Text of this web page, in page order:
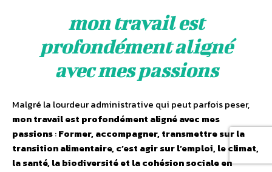
mon travail est
profondément aligné
avec mes passions
Malgré la lourdeur administrative qui peut parfois peser,
mon travail est profondément aligné avec mes
passions:Former, accompagner, transmettre sur la
transition alimentaire, c’est agir sur l’emploi, le climat,
la santé, la biodiversité et la cohésion sociale en